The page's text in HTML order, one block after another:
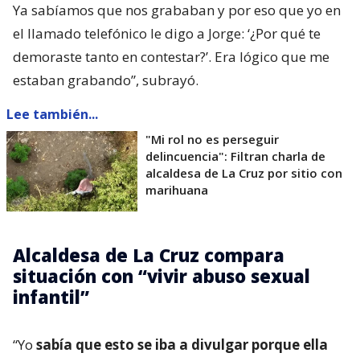
Ya sabíamos que nos grababan y por eso que yo en
el llamado telefónico le digo a Jorge: ‘¿Por qué te
demoraste tanto en contestar?’. Era lógico que me
estaban grabando”, subrayó.
Lee también...
"Mi rol no es perseguir
delincuencia": Filtran charla de
alcaldesa de La Cruz por sitio con
marihuana
Alcaldesa de La Cruz compara
situación con “vivir abuso sexual
infantil”
“Yo sabía que esto se iba a divulgar porque ella